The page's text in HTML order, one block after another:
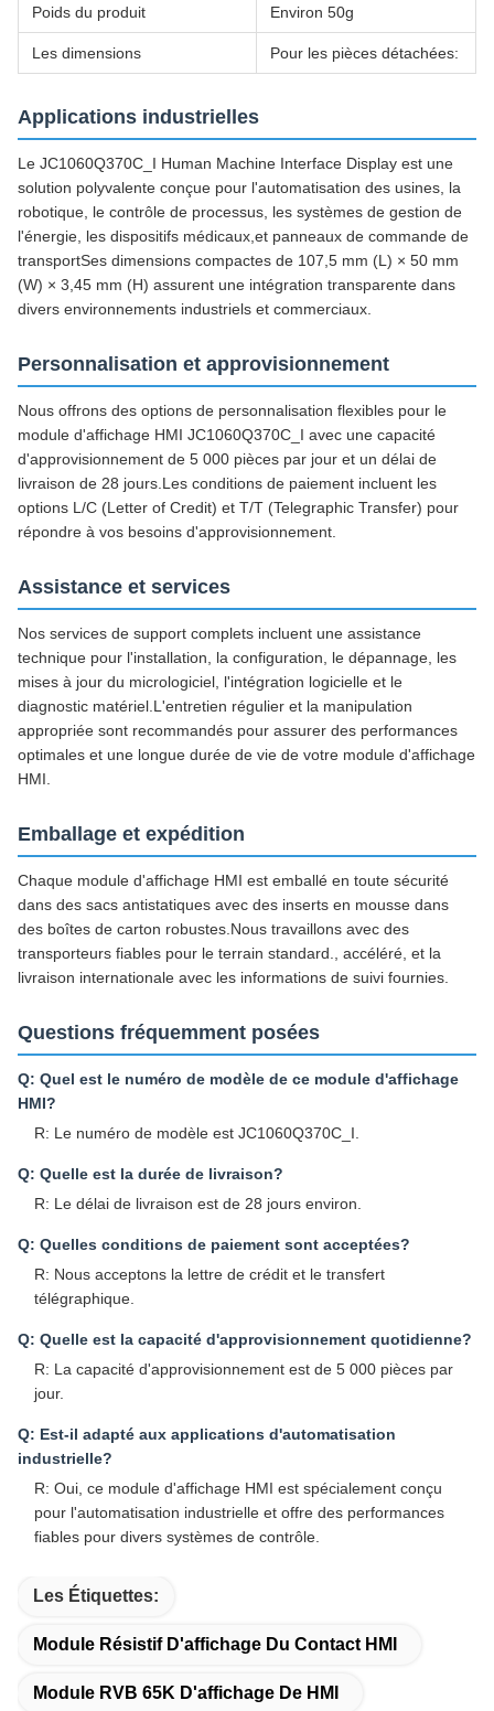
Poids du produit Environ 50g
Les dimensions Pour les pièces détachées:
Applications industrielles
Le JC1060Q370C_I Human Machine Interface Display est une
solution polyvalente conçue pour l'automatisation des usines, la
robotique, le contrôle de processus, les systèmes de gestion de
l'énergie, les dispositifs médicaux,et panneaux de commande de
transportSes dimensions compactes de 107,5 mm (L) × 50 mm
(W) × 3,45 mm (H) assurent une intégration transparente dans
divers environnements industriels et commerciaux.
Personnalisation et approvisionnement
Nous offrons des options de personnalisation flexibles pour le
module d'affichage HMI JC1060Q370C_I avec une capacité
d'approvisionnement de 5 000 pièces par jour et un délai de
livraison de 28 jours.Les conditions de paiement incluent les
options L/C (Letter of Credit) et T/T (Telegraphic Transfer) pour
répondre à vos besoins d'approvisionnement.
Assistance et services
Nos services de support complets incluent une assistance
technique pour l'installation, la configuration, le dépannage, les
mises à jour du micrologiciel, l'intégration logicielle et le
diagnostic matériel.L'entretien régulier et la manipulation
appropriée sont recommandés pour assurer des performances
optimales et une longue durée de vie de votre module d'affichage
HMI.
Emballage et expédition
Chaque module d'affichage HMI est emballé en toute sécurité
dans des sacs antistatiques avec des inserts en mousse dans
des boîtes de carton robustes.Nous travaillons avec des
transporteurs fiables pour le terrain standard., accéléré, et la
livraison internationale avec les informations de suivi fournies.
Questions fréquemment posées
Q: Quel est le numéro de modèle de ce module d'affichage
HMI?
R: Le numéro de modèle est JC1060Q370C_I.
Q: Quelle est la durée de livraison?
R: Le délai de livraison est de 28 jours environ.
Q: Quelles conditions de paiement sont acceptées?
R: Nous acceptons la lettre de crédit et le transfert
télégraphique.
Q: Quelle est la capacité d'approvisionnement quotidienne?
R: La capacité d'approvisionnement est de 5 000 pièces par
jour.
Q: Est-il adapté aux applications d'automatisation
industrielle?
R: Oui, ce module d'affichage HMI est spécialement conçu
pour l'automatisation industrielle et offre des performances
fiables pour divers systèmes de contrôle.
Les Étiquettes:
Module Résistif D'affichage Du Contact HMI
Module RVB 65K D'affichage De HMI